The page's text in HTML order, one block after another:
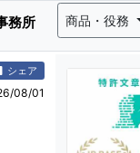
務所 商品・役務
シェア
08/01